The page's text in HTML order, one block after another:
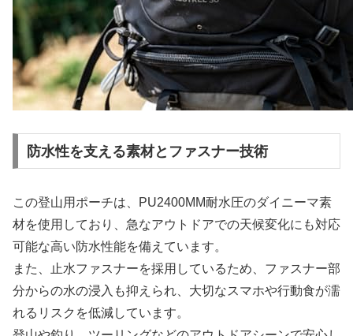
防水性を支える素材とファスナー技術
この登山用ポーチは、PU2400MM耐水圧のダイニーマ素
材を使用しており、急なアウトドアでの天候変化にも対応
可能な高い防水性能を備えています。
また、止水ファスナーを採用しているため、ファスナー部
分からの水の浸入も抑えられ、大切なスマホや行動食が濡
れるリスクを低減しています。